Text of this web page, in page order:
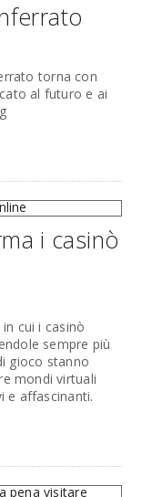
torna con
al futuro e ai
i casinò
cui i casinò
sempre più
gioco stanno
mondi virtuali
e affascinanti.